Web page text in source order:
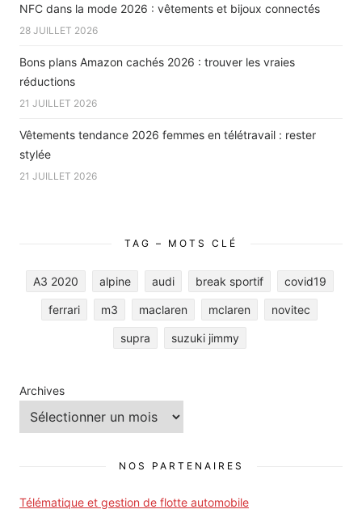
NFC dans la mode 2026 : vêtements et bijoux connectés
28 JUILLET 2026
Bons plans Amazon cachés 2026 : trouver les vraies
réductions
21 JUILLET 2026
Vêtements tendance 2026 femmes en télétravail : rester
stylée
21 JUILLET 2026
TAG – MOTS CLÉ
A3 2020 alpine audi break sportif covid19
ferrari m3 maclaren mclaren novitec
supra suzuki jimmy
Archives
NOS PARTENAIRES
Télématique et gestion de flotte automobile